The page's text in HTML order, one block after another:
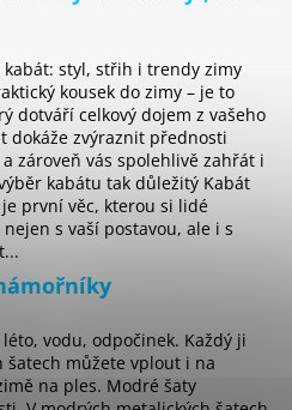
kabát: styl, střih i trendy zimy
kousek do zimy – je to
dotváří celkový dojem z vašeho
dokáže zvýraznit přednosti
zároveň vás spolehlivě zahřát i
kabátu tak důležitý Kabát
první věc, kterou si lidé
s vaší postavou, ale i s
vodu, odpočinek. Každý ji
šatech můžete vplout i na
na ples. Modré šaty